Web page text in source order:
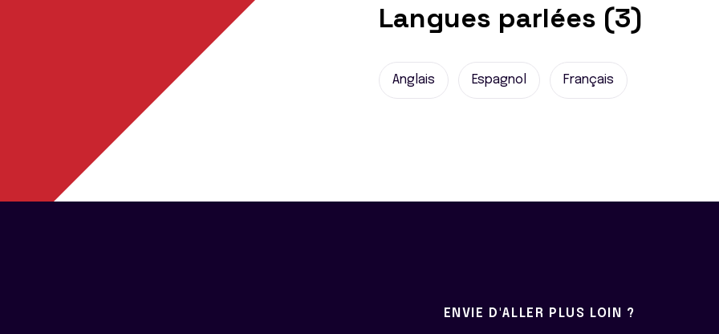
Langues parlées (3)
Anglais Espagnol Français
ENVIE D'ALLER PLUS LOIN ?